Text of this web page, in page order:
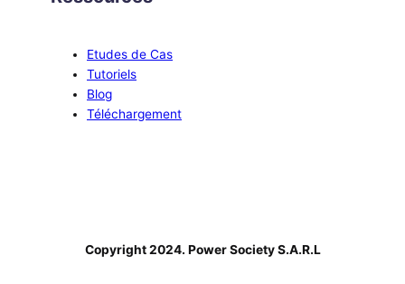
Etudes de Cas
Tutoriels
Blog
Téléchargement
Copyright 2024. Power Society S.A.R.L